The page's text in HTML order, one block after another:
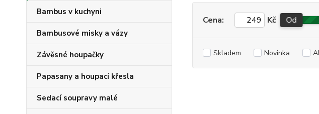
Bambus v kuchyni
Bambusové misky a vázy
Závěsné houpačky
Papasany a houpací křesla
Sedací soupravy malé
Cena: Kč Od
Skladem Novinka